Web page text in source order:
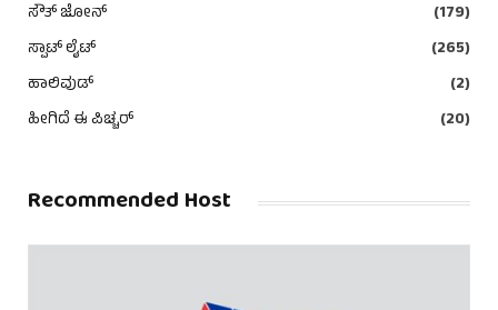
ಸೌತ್ ಜೋನ್
(179)
ಸ್ಪಾಟ್ ಲೈಟ್
(265)
ಹಾಲಿವುಡ್
(2)
ಹೀಗಿದೆ ಈ ಪಿಚ್ಚರ್
(20)
Recommended Host